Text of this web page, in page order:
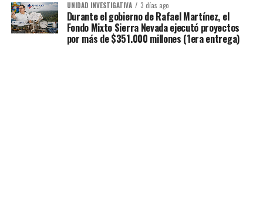
UNIDAD INVESTIGATIVA 3 días ago
Durante el gobierno de Rafael Martínez, el
Fondo Mixto Sierra Nevada ejecutó proyectos
por más de $351.000 millones (1era entrega)